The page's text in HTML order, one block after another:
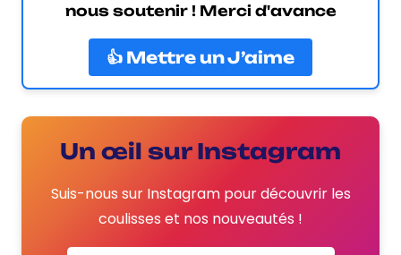
nous soutenir ! Merci d'avance
👍 Mettre un J’aime
Un œil sur Instagram
Suis-nous sur Instagram pour découvrir les
coulisses et nos nouveautés !